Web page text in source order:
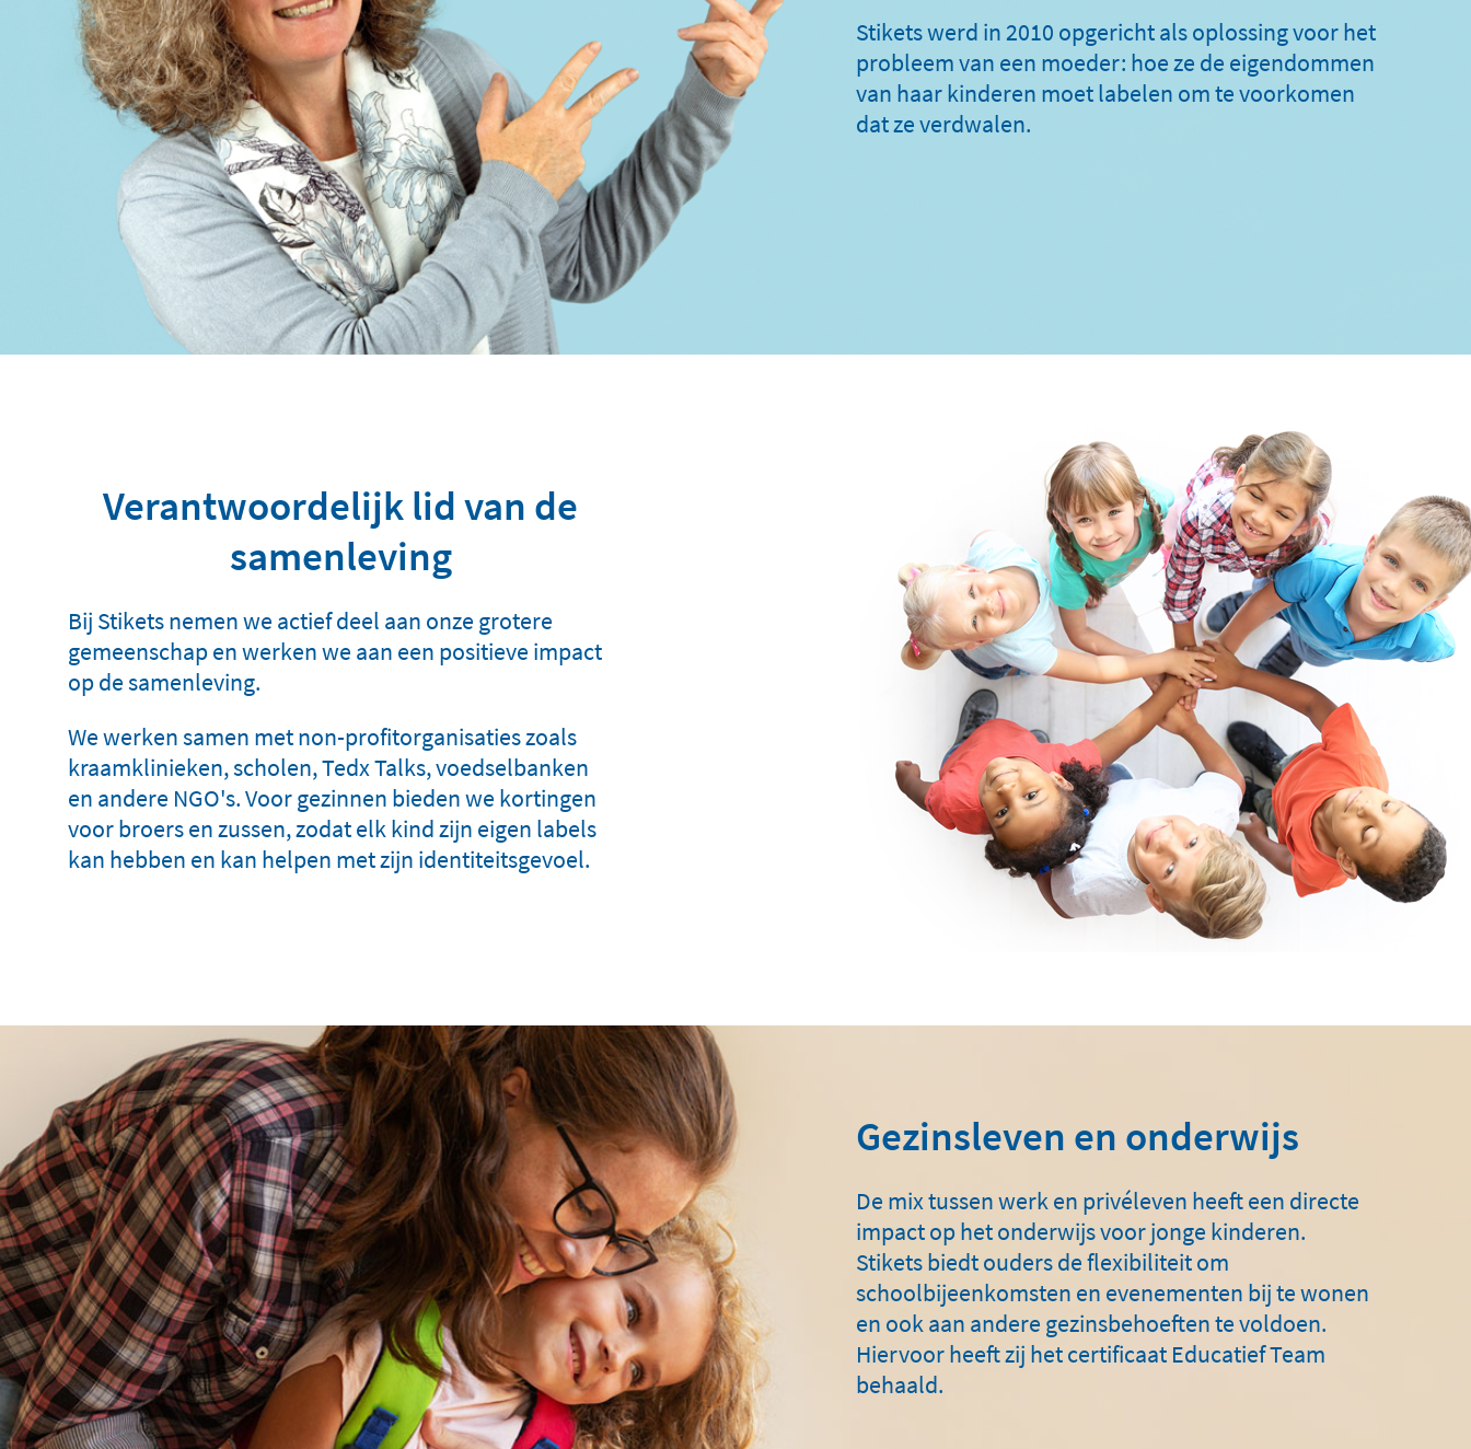
Stikets werd in 2010 opgericht als oplossing voor het
probleem van een moeder: hoe ze de eigendommen
van haar kinderen moet labelen om te voorkomen
dat ze verdwalen.
Verantwoordelijk lid van de
samenleving
Bij Stikets nemen we actief deel aan onze grotere
gemeenschap en werken we aan een positieve impact
op de samenleving.
We werken samen met non-profitorganisaties zoals
kraamklinieken, scholen, Tedx Talks, voedselbanken
en andere NGO's. Voor gezinnen bieden we kortingen
voor broers en zussen, zodat elk kind zijn eigen labels
kan hebben en kan helpen met zijn identiteitsgevoel.
Gezinsleven en onderwijs
De mix tussen werk en privéleven heeft een directe
impact op het onderwijs voor jonge kinderen.
Stikets biedt ouders de flexibiliteit om
schoolbijeenkomsten en evenementen bij te wonen
en ook aan andere gezinsbehoeften te voldoen.
Hiervoor heeft zij het certificaat Educatief Team
behaald.